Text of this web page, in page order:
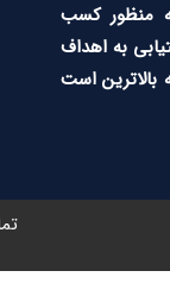
منظور کسب
به اهداف
بالاترین است